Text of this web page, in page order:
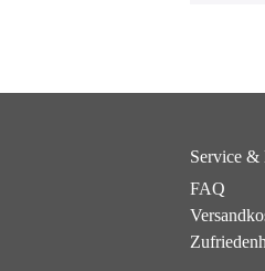
Service
FAQ